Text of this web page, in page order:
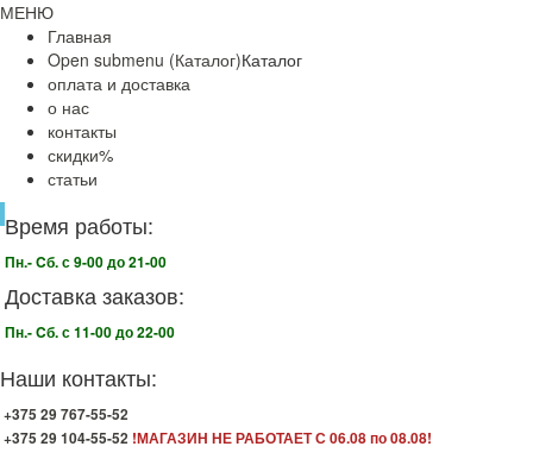
МЕНЮ
Главная
Open submenu (Каталог)Каталог
оплата и доставка
о нас
контакты
скидки%
статьи
Время работы:
Пн.- Cб. с 9-00 до 21-00
Доставка заказов:
Пн.- Cб. с 11-00 до 22-00
Наши контакты:
+375 29 767-55-52
+375 29 104-55-52 !МАГАЗИН НЕ РАБОТАЕТ С 06.08 по 08.08!